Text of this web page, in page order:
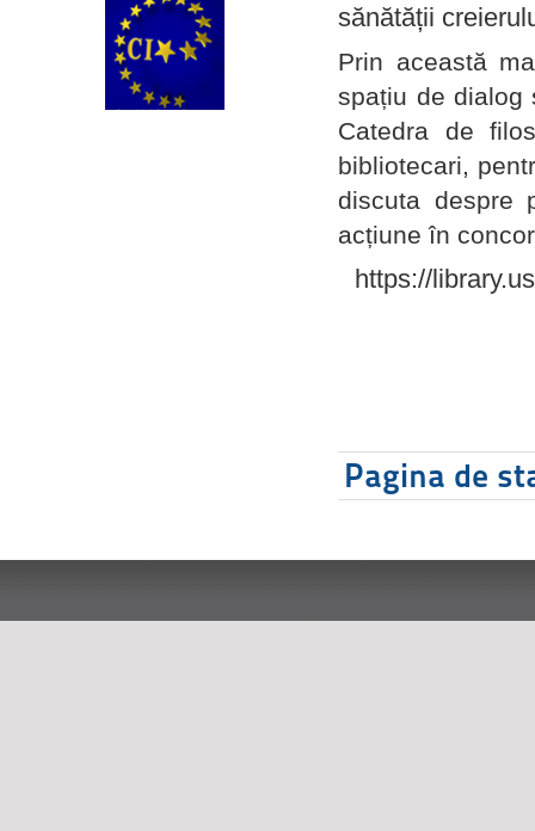
sănătății
Prin această
spațiu de dialog
Catedra de
bibliotecari,
discuta despre
acțiune în
https://
Pagina de